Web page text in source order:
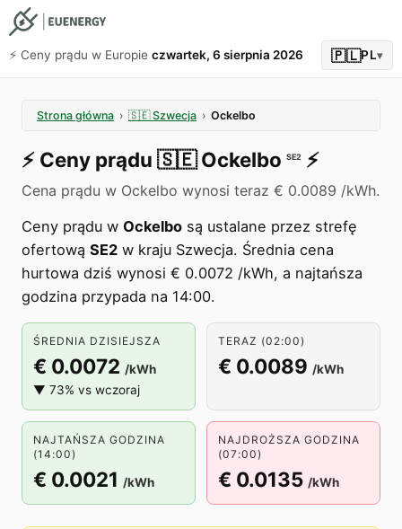
⚡️ Ceny prądu w Europie czwartek, 6 sierpnia 2026 🇵🇱PL▾
Strona główna › 🇸🇪 Szwecja › Ockelbo
⚡️ Ceny prądu 🇸🇪 Ockelbo SE2 ⚡️
Cena prądu w Ockelbo wynosi teraz € 0.0089 /kWh.
Ceny prądu w Ockelbo są ustalane przez strefę
ofertową SE2 w kraju Szwecja. Średnia cena
hurtowa dziś wynosi € 0.0072 /kWh, a najtańsza
godzina przypada na 14:00.
ŚREDNIA DZISIEJSZA
€ 0.0072 /kWh
▼ 73% vs wczoraj
TERAZ (02:00)
€ 0.0089 /kWh
NAJTAŃSZA GODZINA
(14:00)
€ 0.0021 /kWh
NAJDROŻSZA GODZINA
(07:00)
€ 0.0135 /kWh